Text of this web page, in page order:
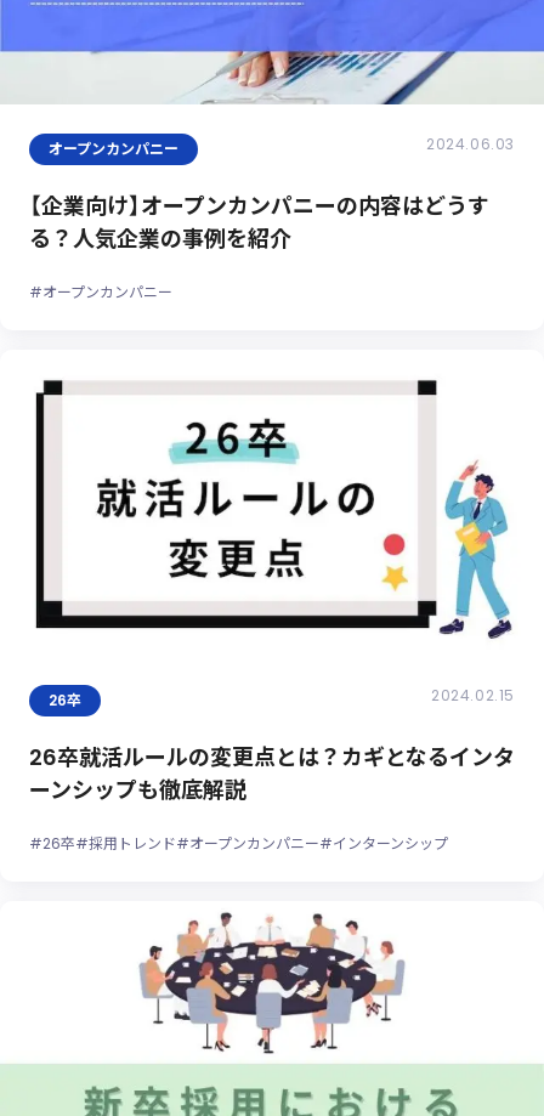
オープンカンパニー 2024.06.03
【企業向け】オープンカンパニーの内容はどうす
る？人気企業の事例を紹介
#オープンカンパニー
26卒 2024.02.15
26卒就活ルールの変更点とは？カギとなるインタ
ーンシップも徹底解説
#26卒#採用トレンド#オープンカンパニー#インターンシップ